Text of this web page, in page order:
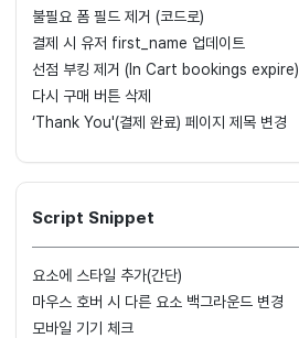
불필요 폼 필드 제거 (코드로)
결제 시 유저 first_name 업데이트
선점 부킹 제거 (In Cart bookings expire)
다시 구매 버튼 삭제
‘Thank You'(결제 완료) 페이지 제목 변경
Script Snippet
요소에 스타일 추가(간단)
마우스 호버 시 다른 요소 백그라운드 변경
모바일 기기 체크